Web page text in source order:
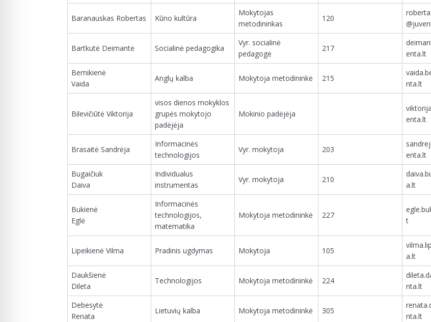
Baranauskas Robertas Kūno kultūra
Mokytojas
metodininkas
120
Bartkutė Deimantė Socialinė pedagogika
Vyr. socialinė
pedagogė
217
enta.lt
Bernikienė
Vaida
Anglų kalba Mokytoja metodininkė 215
nta.lt
Bilevičiūtė Viktorija
visos dienos mokyklos
grupės mokytojo
padėjėja
Mokinio padėjėja
enta.lt
Brasaitė Sandrėja
Informacinės
technologijos
Vyr. mokytoja 203
enta.lt
Bugaičiuk
Daiva
Individualus
instrumentas
Vyr. mokytoja 210
a.lt
Bukienė
Eglė
Informacinės
technologijos,
matematika
Mokytoja metodininkė 227
t
Lipeikienė Vilma Pradinis ugdymas Mokytoja 105
a.lt
Daukšienė
Dileta
Technologijos Mokytoja metodininkė 224
nta.lt
Debesytė
Renata
Lietuvių kalba Mokytoja metodininkė 305
nta.lt